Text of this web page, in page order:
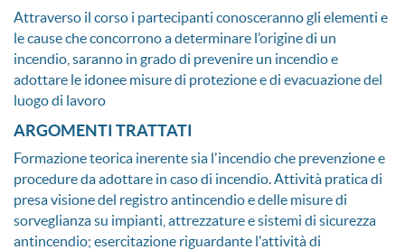
Attraverso il corso i partecipanti conosceranno gli elementi e
le cause che concorrono a determinare l’origine di un
incendio, saranno in grado di prevenire un incendio e
adottare le idonee misure di protezione e di evacuazione del
luogo di lavoro
ARGOMENTI TRATTATI
Formazione teorica inerente sia l'incendio che prevenzione e
procedure da adottare in caso di incendio. Attività pratica di
presa visione del registro antincendio e delle misure di
sorveglianza su impianti, attrezzature e sistemi di sicurezza
antincendio; esercitazione riguardante l'attività di